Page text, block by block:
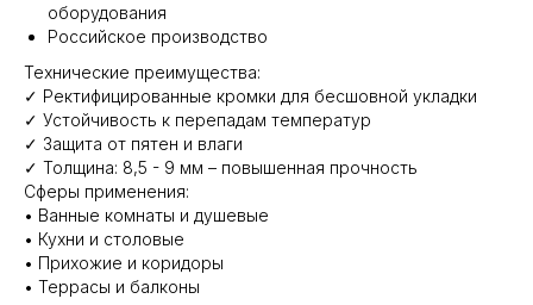
оборудования
Российское производство
Технические преимущества:
✓ Ректифицированные кромки для бесшовной укладки
✓ Устойчивость к перепадам температур
✓ Защита от пятен и влаги
✓ Толщина: 8,5 - 9 мм – повышенная прочность
Сферы применения:
• Ванные комнаты и душевые
• Кухни и столовые
• Прихожие и коридоры
• Террасы и балконы